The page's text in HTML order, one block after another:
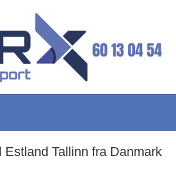
Estland Tallinn fra Danmark